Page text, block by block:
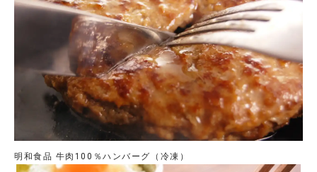
明和食品 牛肉100％ハンバーグ（冷凍）